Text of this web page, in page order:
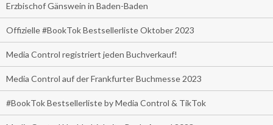
Erzbischof Gänswein in Baden-Baden
Offizielle #BookTok Bestsellerliste Oktober 2023
Media Control registriert jeden Buchverkauf!
Media Control auf der Frankfurter Buchmesse 2023
#BookTok Bestsellerliste by Media Control & TikTok